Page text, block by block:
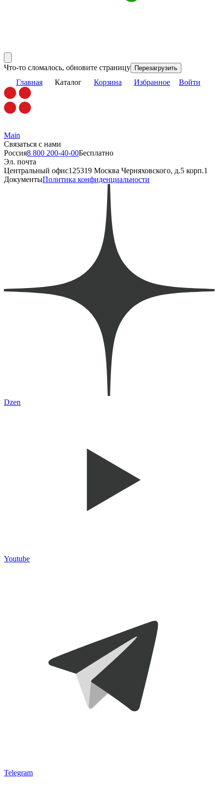
Что-то сломалось, обновите страницу Перезагрузить
Главная Каталог Корзина Избранное Войти
Main
Связаться с нами
Россия8 800 200-40-00Бесплатно
Эл. почта
Центральный офис125319 Москва Черняховского, д.5 корп.1
ДокументыПолитика конфиденциальности
Dzen
Youtube
Telegram